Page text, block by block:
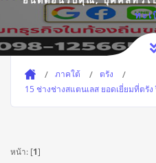
ทะ
ภาคใต้
ตรัง
15 ช่างช่างสแตนเลส ยอดเยี่ยมที่ตรัง
หน้า: [1]